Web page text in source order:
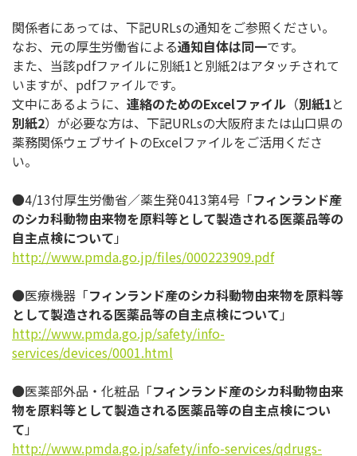
関係者にあっては、下記URLsの通知をご参照ください。
なお、元の厚生労働省による通知自体は同一です。
また、当該pdfファイルに別紙1と別紙2はアタッチされて
いますが、pdfファイルです。
文中にあるように、 連絡のためのExcelファイル （別紙1と
別紙2）が必要な方は、下記URLsの大阪府または山口県の
薬務関係ウェブサイトのExcelファイルをご活用くださ
い。
●4/13付厚生労働省／薬生発0413第4号「フィンランド産
のシカ科動物由来物を原料等として製造される医薬品等の
自主点検について 」
http://www.pmda.go.jp/files/000223909.pdf
●医療機器「フィンランド産のシカ科動物由来物を原料等
として製造される医薬品等の自主点検について 」
http://www.pmda.go.jp/safety/info-
services/devices/0001.html
●医薬部外品・化粧品「フィンランド産のシカ科動物由来
物を原料等として製造される医薬品等の自主点検につい
て 」
http://www.pmda.go.jp/safety/info-services/qdrugs-